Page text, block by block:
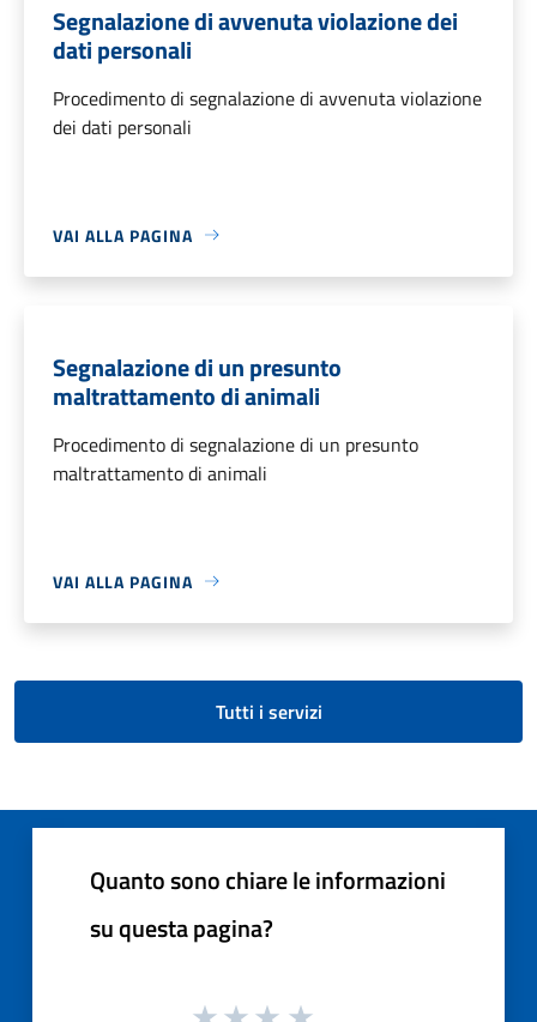
Segnalazione di avvenuta violazione dei
dati personali
Procedimento di segnalazione di avvenuta violazione
dei dati personali
VAI ALLA PAGINA
Segnalazione di un presunto
maltrattamento di animali
Procedimento di segnalazione di un presunto
maltrattamento di animali
VAI ALLA PAGINA
Tutti i servizi
Quanto sono chiare le informazioni
su questa pagina?